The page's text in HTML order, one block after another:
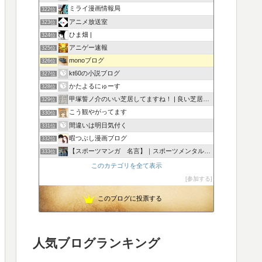
322位 ミライ漫画情報局
323位 アニメ放送室
324位 ひま畑 |
325位 アニゲー速報
326位 monoブログ
327位 kt60の小説ブログ
328位 かたよるにゅーす
329位 甲塚誓ノ介のいい芝居してますね！ | 良い芝居している役者…
330位 こう観やがってます
331位 間違いは明日気付く
332位 暇つぶし漫画ブログ
333位 【スポーツマンガ 名言】｜スポーツメンタルトレーナー厳選
このカテゴリを全て表示
参加する
このブログに投票する
人気ブログランキング